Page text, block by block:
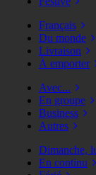
Français
Du monde
Livraison
À emporter
Avec...
En groupe
Business
Autres
Dimanche,
En continu